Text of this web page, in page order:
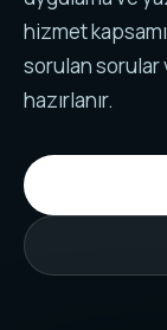
hizmet
sorulan sorular
hazırlanır.